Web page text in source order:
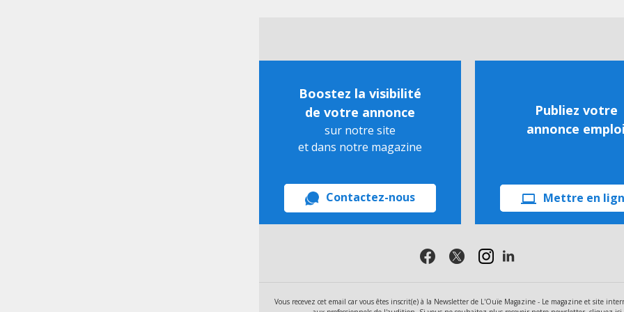
Boostez la visibilité
de votre annonce
sur notre site
et dans notre magazine
Contactez-nous
Publiez votre
annonce emploi
Mettre en
Vous recevez cet email car vous êtes inscrit(e) à la Newsletter de L'Ouïe Magazine - Le magazine et site